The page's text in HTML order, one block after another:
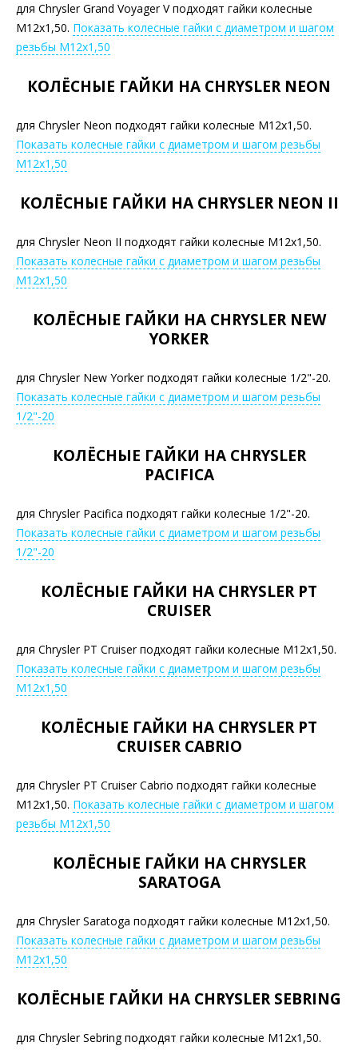
для Chrysler Grand Voyager V подходят гайки колесные
М12х1,50. Показать колесные гайки с диаметром и шагом
резьбы М12х1,50
КОЛЁСНЫЕ ГАЙКИ НА CHRYSLER NEON
для Chrysler Neon подходят гайки колесные М12х1,50.
Показать колесные гайки с диаметром и шагом резьбы
М12х1,50
КОЛЁСНЫЕ ГАЙКИ НА CHRYSLER NEON II
для Chrysler Neon II подходят гайки колесные М12х1,50.
Показать колесные гайки с диаметром и шагом резьбы
М12х1,50
КОЛЁСНЫЕ ГАЙКИ НА CHRYSLER NEW
YORKER
для Chrysler New Yorker подходят гайки колесные 1/2"-20.
Показать колесные гайки с диаметром и шагом резьбы
1/2"-20
КОЛЁСНЫЕ ГАЙКИ НА CHRYSLER
PACIFICA
для Chrysler Pacifica подходят гайки колесные 1/2"-20.
Показать колесные гайки с диаметром и шагом резьбы
1/2"-20
КОЛЁСНЫЕ ГАЙКИ НА CHRYSLER PT
CRUISER
для Chrysler PT Cruiser подходят гайки колесные М12х1,50.
Показать колесные гайки с диаметром и шагом резьбы
М12х1,50
КОЛЁСНЫЕ ГАЙКИ НА CHRYSLER PT
CRUISER CABRIO
для Chrysler PT Cruiser Cabrio подходят гайки колесные
М12х1,50. Показать колесные гайки с диаметром и шагом
резьбы М12х1,50
КОЛЁСНЫЕ ГАЙКИ НА CHRYSLER
SARATOGA
для Chrysler Saratoga подходят гайки колесные М12х1,50.
Показать колесные гайки с диаметром и шагом резьбы
М12х1,50
КОЛЁСНЫЕ ГАЙКИ НА CHRYSLER SEBRING
для Chrysler Sebring подходят гайки колесные М12х1,50.